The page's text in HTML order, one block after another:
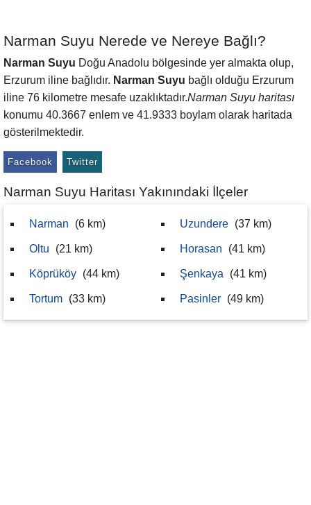
Narman Suyu Nerede ve Nereye Bağlı?
Narman Suyu Doğu Anadolu bölgesinde yer almakta olup,
Erzurum iline bağlıdır. Narman Suyu bağlı olduğu Erzurum
iline 76 kilometre mesafe uzaklıktadır.Narman Suyu haritası
konumu 40.3667 enlem ve 41.9333 boylam olarak haritada
gösterilmektedir.
Facebook Twitter
Narman Suyu Haritası Yakınındaki İlçeler
Narman (6 km)
Oltu (21 km)
Köprüköy (44 km)
Tortum (33 km)
Uzundere (37 km)
Horasan (41 km)
Şenkaya (41 km)
Pasinler (49 km)